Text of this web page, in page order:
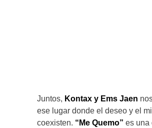
Juntos, Kontax y Ems Jaen
ese lugar donde el deseo y el
coexisten. “Me Quemo” es una